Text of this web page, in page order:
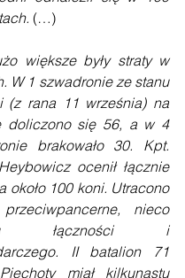
(…)
większe były straty w
W 1 szwadronie ze stanu
(z rana 11 września) na
doliczono się 56, a w 4
brakowało 30. Kpt.
ocenił łącznie
około 100 koni. Utracono
przeciwpancerne, nieco
łączności i
II batalion 71
miał kilkunastu